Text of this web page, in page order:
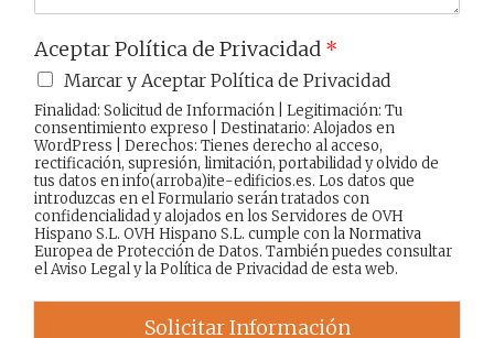
Aceptar Política de Privacidad *
Marcar y Aceptar Política de Privacidad
Finalidad: Solicitud de Información | Legitimación: Tu
consentimiento expreso | Destinatario: Alojados en
WordPress | Derechos: Tienes derecho al acceso,
rectificación, supresión, limitación, portabilidad y olvido de
tus datos en info(arroba)ite-edificios.es. Los datos que
introduzcas en el Formulario serán tratados con
confidencialidad y alojados en los Servidores de OVH
Hispano S.L. OVH Hispano S.L. cumple con la Normativa
Europea de Protección de Datos. También puedes consultar
elAviso Legaly laPolítica de Privacidadde esta web.
Solicitar Información